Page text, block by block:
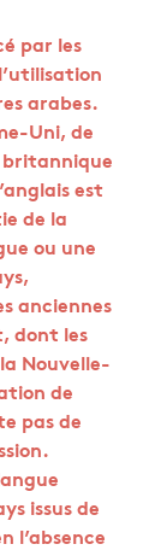
par les
arabes.
Uni, de
britannique
est
de la
ou une
anciennes
dont les
Nouvelle-
de
pas de
issus de
l’absence